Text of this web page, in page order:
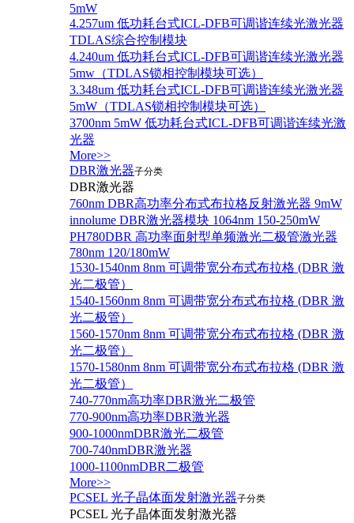
5mW
4.257um 低功耗台式ICL-DFB可调谐连续光激光器
TDLAS综合控制模块
4.240um 低功耗台式ICL-DFB可调谐连续光激光器
5mw（TDLAS锁相控制模块可选）
3.348um 低功耗台式ICL-DFB可调谐连续光激光器
5mW（TDLAS锁相控制模块可选）
3700nm 5mW 低功耗台式ICL-DFB可调谐连续光激
光器
More>>
DBR激光器子分类
DBR激光器
760nm DBR高功率分布式布拉格反射激光器 9mW
innolume DBR激光器模块 1064nm 150-250mW
PH780DBR 高功率面射型单频激光二极管激光器
780nm 120/180mW
1530-1540nm 8nm 可调带宽分布式布拉格 (DBR 激
光二极管）
1540-1560nm 8nm 可调带宽分布式布拉格 (DBR 激
光二极管）
1560-1570nm 8nm 可调带宽分布式布拉格 (DBR 激
光二极管）
1570-1580nm 8nm 可调带宽分布式布拉格 (DBR 激
光二极管）
740-770nm高功率DBR激光二极管
770-900nm高功率DBR激光器
900-1000nmDBR激光二极管
700-740nmDBR激光器
1000-1100nmDBR二极管
More>>
PCSEL 光子晶体面发射激光器子分类
PCSEL 光子晶体面发射激光器